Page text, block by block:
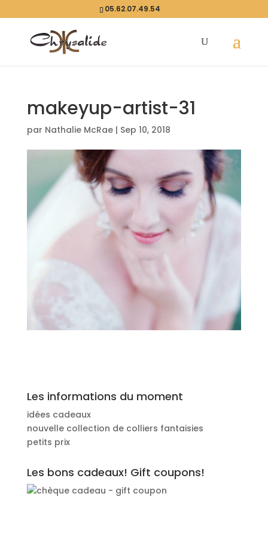
05.62.07.49.54
makeyup-artist-31
par Nathalie McRae| Sep 10, 2018
Les informations du moment
idées cadeaux
nouvelle collection de colliers fantaisies
petits prix
Les bons cadeaux! Gift coupons!